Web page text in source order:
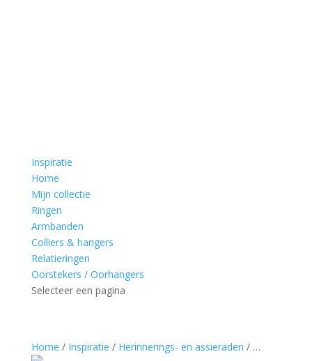
Inspiratie
Home
Mijn collectie
Ringen
Armbanden
Colliers & hangers
Relatieringen
Oorstekers / Oorhangers
Selecteer een pagina
Home / Inspiratie / Herinnerings- en assieraden / …